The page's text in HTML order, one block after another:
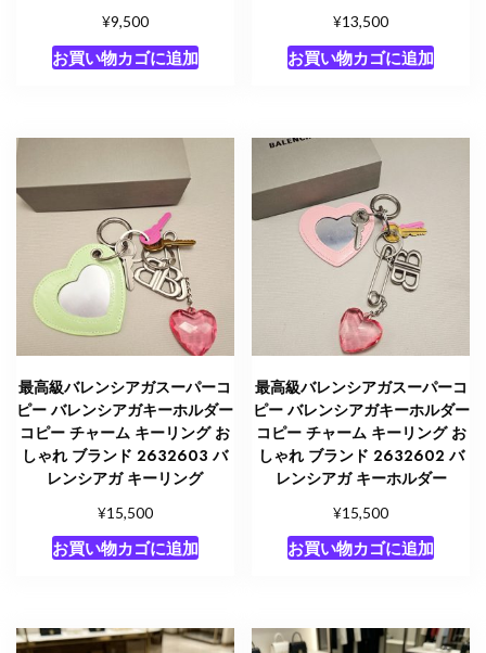
¥9,500
お買い物カゴに追加
¥13,500
お買い物カゴに追加
最高級バレンシアガスーパーコ
ピー バレンシアガキーホルダー
コピー チャーム キーリング お
しゃれ ブランド 2632603 バ
レンシアガ キーリング
¥15,500
お買い物カゴに追加
最高級バレンシアガスーパーコ
ピー バレンシアガキーホルダー
コピー チャーム キーリング お
しゃれ ブランド 2632602 バ
レンシアガ キーホルダー
¥15,500
お買い物カゴに追加